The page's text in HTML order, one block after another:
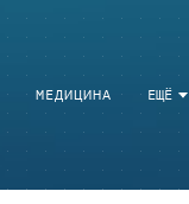
ЕЩЁ
МЕДИЦИНА